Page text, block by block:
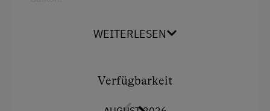
Kinder sind willkommen
Ausstattung der Wohneinheit
WEITERLESEN
Verfügbarkeit